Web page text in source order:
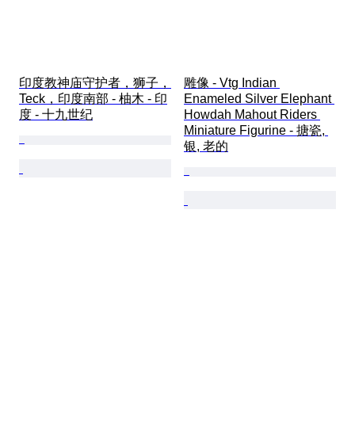
印度教神庙守护者，狮子，
Teck，印度南部 - 柚木 - 印
度 - 十九世纪
雕像 - Vtg Indian
Enameled Silver Elephant
Howdah Mahout Riders
Miniature Figurine - 搪瓷,
银, 老的